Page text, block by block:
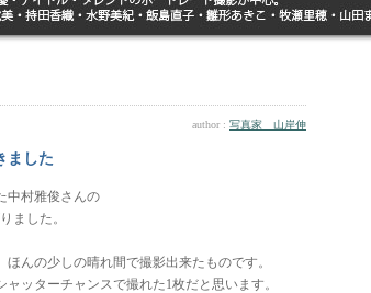
author : 写真家 山岸伸
ました
中村雅俊さんの
ました。
んの少しの晴れ間で撮影出来たものです。
ッターチャンスで撮れた1枚だと思います。